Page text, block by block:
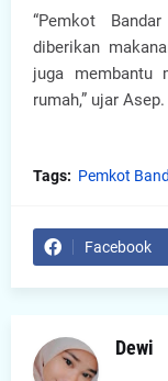
“Pemkot
diberikan
juga membantu
rumah,” ujar Asep.
Tags: Pemkot
Facebook
Dewi